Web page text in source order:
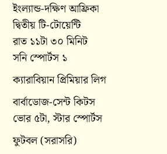
ইংল্যান্ড-দক্ষিণ আফ্রিকা
দ্বিতীয় টি-টোয়েন্টি
রাত ১১টা ৩০ মিনিট
সনি স্পোর্টস ১
ক্যারাবিয়ান প্রিমিয়ার লিগ
বার্বাডোজ-সেন্ট কিটস
ভোর ৫টা, স্টার স্পোর্টস
ফুটবল (সরাসরি)